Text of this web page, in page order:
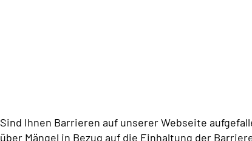
Sind Ihnen Barrieren auf unserer Webseite
über Mängel in Bezug auf die Einhaltung der